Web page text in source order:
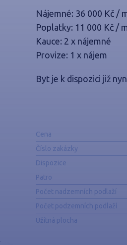
Nájemné: 36 000 Kč /
Poplatky: 11 000 Kč /
Kauce: 2 x nájemné
Provize: 1 x nájem
Byt je k dispozici již
Cena
Číslo zakázky
Dispozice
Patro
Počet nadzemních podlaží
Počet podzemních podlaží
Užitná plocha